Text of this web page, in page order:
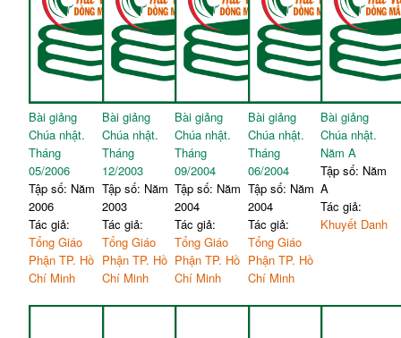
Bài giảng
Chúa nhật.
Tháng
05/2006
Tập số: Năm
2006
Tác giả:
Tổng Giáo
Phận TP. Hồ
Chí Minh
Bài giảng
Chúa nhật.
Tháng
12/2003
Tập số: Năm
2003
Tác giả:
Tổng Giáo
Phận TP. Hồ
Chí Minh
Bài giảng
Chúa nhật.
Tháng
09/2004
Tập số: Năm
2004
Tác giả:
Tổng Giáo
Phận TP. Hồ
Chí Minh
Bài giảng
Chúa nhật.
Tháng
06/2004
Tập số: Năm
2004
Tác giả:
Tổng Giáo
Phận TP. Hồ
Chí Minh
Bài giảng
Chúa nhật.
Năm A
Tập số: Năm
A
Tác giả:
Khuyết Danh